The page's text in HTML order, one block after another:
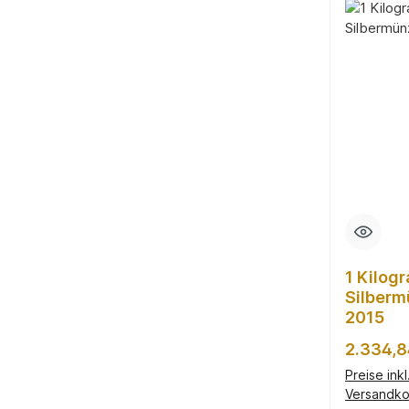
1
2015
Preise
In